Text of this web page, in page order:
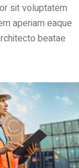
sit voluptatem
aperiam eaque
beatae